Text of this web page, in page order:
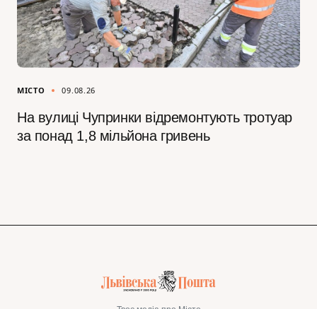
МІСТО 09.08.26
На вулиці Чупринки відремонтують тротуар
за понад 1,8 мільйона гривень